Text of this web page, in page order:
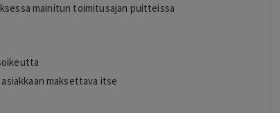
mainitun toimitusajan puitteissa
maksettava itse